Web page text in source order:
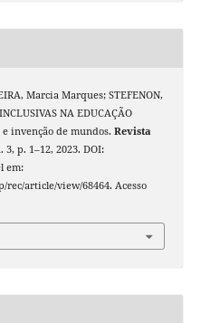
Marcia Marques; STEFENON,
NA EDUCAÇÃO
invenção de mundos. Revista
3, p. 1–12, 2023. DOI:
em:
article/view/68464. Acesso